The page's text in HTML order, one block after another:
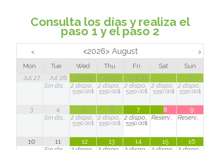
Consulta los días y realiza el
paso 1 y el paso 2
< <2026> August
>
Mon
Tue Wed Thu Fri Sat
Sun
Jul 27
Jul 28
Sin disponibilidad
Jul 29
2disponible(s)
5350.00$
Jul 30
2 disponible(s)
5350.00$
Jul 31
2disponible(s)
5350.00$
1
2 disponible(s)
5350.00$
2
2disponible(s)
5350.00$
3
4
Sin disponibilidad
5
2disponible(s)
5350.00$
6
2 disponible(s)
5350.00$
7
2disponible(s)
5350.00$
8
Reservado
9
Reservado
10
11
12
13
14
15
16